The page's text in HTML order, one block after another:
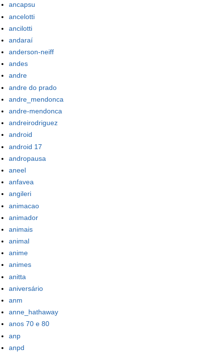
ancapsu
ancelotti
ancilotti
andaraí
anderson-neiff
andes
andre
andre do prado
andre_mendonca
andre-mendonca
andreirodriguez
android
android 17
andropausa
aneel
anfavea
angileri
animacao
animador
animais
animal
anime
animes
anitta
aniversário
anm
anne_hathaway
anos 70 e 80
anp
anpd